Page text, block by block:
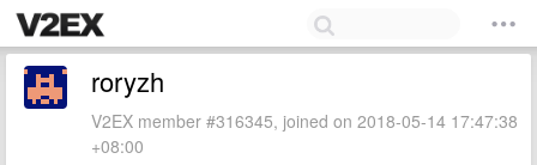
roryzh
V2EX member #316345, joined on 2018-05-14 17:47:38
+08:00